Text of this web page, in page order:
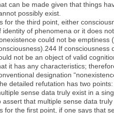
can be made given that things
possibly exist.
for the third point, either
identity of phenomena or it does
could not be emptiness
If consciousness
not be an object of valid
it has any characteristics;
designation
detailed refutation has two
sense data truly exist in a
assert that multiple sense data
for the first point, if one says that